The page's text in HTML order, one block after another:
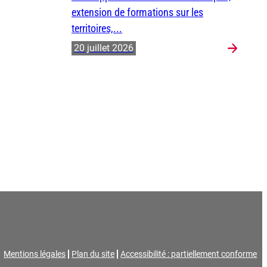
extension de formations sur les
territoires,...
20 juillet 2026
Mentions légales Plan du site Accessibilité : partiellement conforme